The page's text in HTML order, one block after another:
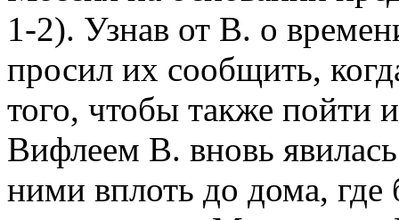
1-2). Узнав от В. о
просил их сообщить,
того, чтобы также пойти
Вифлеем В. вновь
ними вплоть до дома,